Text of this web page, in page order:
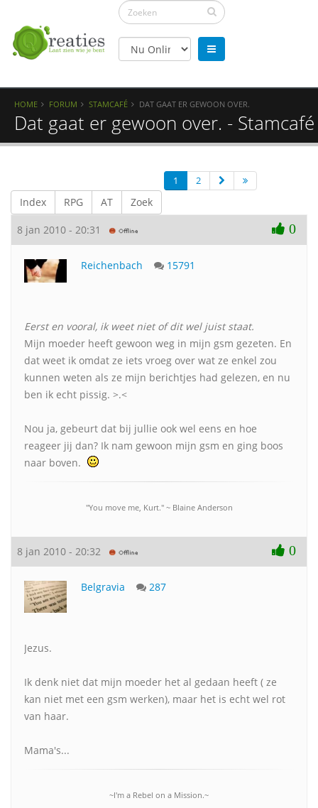
HOME FORUM STAMCAFÉ DAT GAAT ER GEWOON OVER.
Dat gaat er gewoon over. - Stamcafé
Index RPG AT Zoek
1 2
8 jan 2010 - 20:31 0
Reichenbach 15791
Eerst en vooral, ik weet niet of dit wel juist staat.
Mijn moeder heeft gewoon weg in mijn gsm gezeten. En
dat weet ik omdat ze iets vroeg over wat ze enkel zou
kunnen weten als ze mijn berichtjes had gelezen, en nu
ben ik echt pissig. >.<
Nou ja, gebeurt dat bij jullie ook wel eens en hoe
reageer jij dan? Ik nam gewoon mijn gsm en ging boos
naar boven.
"You move me, Kurt." ~ Blaine Anderson
8 jan 2010 - 20:32 0
Belgravia 287
Jezus.
Ik denk niet dat mijn moeder het al gedaan heeft ( ze
kan niet met een gsm werken), maar het is echt wel rot
van haar.
Mama's...
~I'm a Rebel on a Mission.~